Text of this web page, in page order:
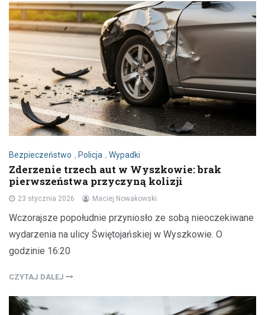
Bezpieczeństwo , Policja , Wypadki
Zderzenie trzech aut w Wyszkowie: brak
pierwszeństwa przyczyną kolizji
23 stycznia 2026 Maciej Nowakowski
Wczorajsze popołudnie przyniosło ze sobą nieoczekiwane
wydarzenia na ulicy Świętojańskiej w Wyszkowie. O
godzinie 16:20
CZYTAJ DALEJ